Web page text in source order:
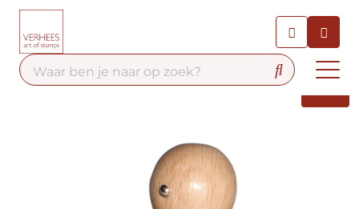
Contact